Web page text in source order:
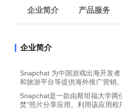
企业简介 产品服务
企业简介
Snapchat 为中国游戏出海开发
和旅游平台等提供海外推广营销。
Snapchat是一款由斯坦福大学两
焚”照片分享应用。利用该应用